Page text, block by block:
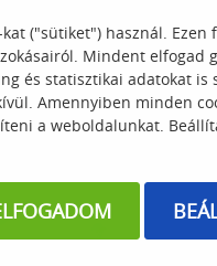
60 000Ft
("sütiket") használ.
Mindent elfogad
és statisztikai adatokat
Amennyiben minden
a weboldalunkat.